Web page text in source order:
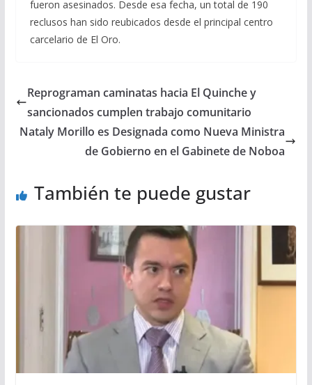
fueron asesinados. Desde esa fecha, un total de 190
reclusos han sido reubicados desde el principal centro
carcelario de El Oro.
Reprograman caminatas hacia El Quinche y
sancionados cumplen trabajo comunitario
Nataly Morillo es Designada como Nueva Ministra
de Gobierno en el Gabinete de Noboa
También te puede gustar